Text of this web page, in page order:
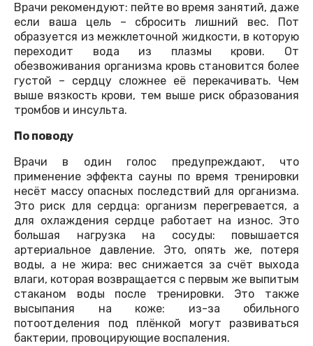
Врачи рекомендуют: пейте во время занятий, даже
если ваша цель – сбросить лишний вес. Пот
образуется из межклеточной жидкости, в которую
переходит вода из плазмы крови. От
обезвоживания организма кровь становится более
густой – сердцу сложнее её перекачивать. Чем
выше вязкость крови, тем выше риск образования
тромбов и инсульта.
По поводу
Врачи в один голос предупреждают, что
применение эффекта сауны по время тренировки
несёт массу опасных последствий для организма.
Это риск для сердца: организм перегревается, а
для охлаждения сердце работает на износ. Это
большая нагрузка на сосуды: повышается
артериальное давление. Это, опять же, потеря
воды, а не жира: вес снижается за счёт выхода
влаги, которая возвращается с первым же выпитым
стаканом воды после тренировки. Это также
высыпания на коже: из-за обильного
потоотделения под плёнкой могут развиваться
бактерии, провоцирующие воспаления.